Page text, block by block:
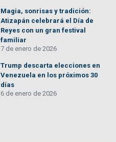
Magia, sonrisas y tradición:
Atizapán celebrará el Día de
Reyes con un gran festival
familiar
7 de enero de 2026
Trump descarta elecciones en
Venezuela en los próximos 30
días
6 de enero de 2026